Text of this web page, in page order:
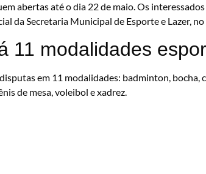
abertas até o dia 22 de maio. Os
da Secretaria Municipal de Esporte e Lazer,
11 modalidades
em 11 modalidades: badminton, bocha,
de mesa, voleibol e xadrez.